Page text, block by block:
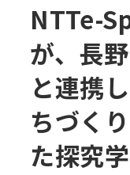
NTTe-
が、長
と連携
ちづく
た探究